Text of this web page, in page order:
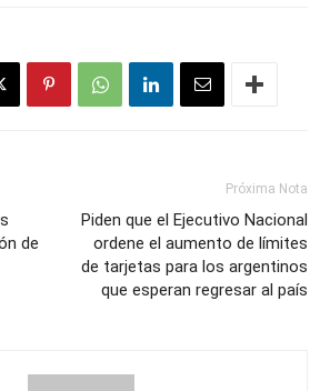
de
Próxima Nota
Piden que el Ejecutivo Nacional
ordene el aumento de límites
de tarjetas para los argentinos
que esperan regresar al país